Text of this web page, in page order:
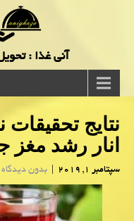
آنی غذا :
نتایج
انار رشد مغز
سپتامبر 1, 2019 | بدون دیدگاه